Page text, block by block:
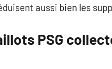
aussi bien les
PSG